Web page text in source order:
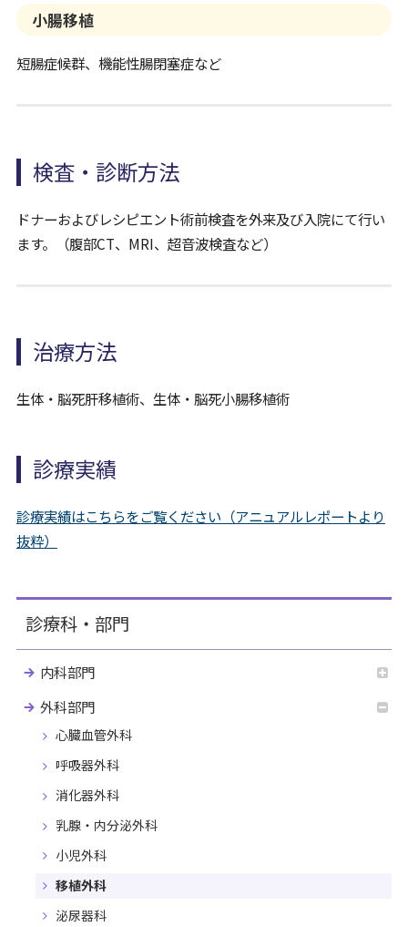
小腸移植
短腸症候群、機能性腸閉塞症など
検査・診断方法
ドナーおよびレシピエント術前検査を外来及び入院にて行い
ます。（腹部CT、MRI、超音波検査など）
治療方法
生体・脳死肝移植術、生体・脳死小腸移植術
診療実績
診療実績はこちらをご覧ください（アニュアルレポートより
抜粋）
診療科・部門
内科部門
外科部門
心臓血管外科
呼吸器外科
消化器外科
乳腺・内分泌外科
小児外科
移植外科
泌尿器科